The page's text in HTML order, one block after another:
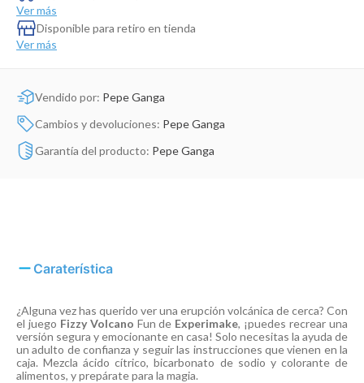
Ver más
Disponible para retiro en tienda
Ver más
Vendido por: Pepe Ganga
Cambios y devoluciones: Pepe Ganga
Garantía del producto: Pepe Ganga
Caraterística
¿Alguna vez has querido ver una erupción volcánica de cerca? Con
el juego Fizzy Volcano Fun de Experimake, ¡puedes recrear una
versión segura y emocionante en casa! Solo necesitas la ayuda de
un adulto de confianza y seguir las instrucciones que vienen en la
caja. Mezcla ácido cítrico, bicarbonato de sodio y colorante de
alimentos, y prepárate para la magia.
Dinosaurio Juguete